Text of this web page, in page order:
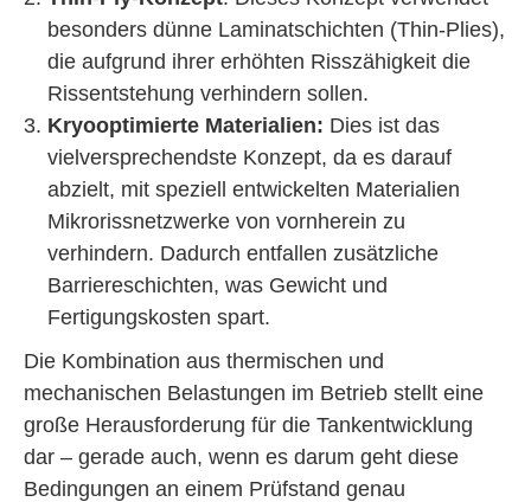
besonders dünne Laminatschichten (Thin-Plies),
die aufgrund ihrer erhöhten Risszähigkeit die
Rissentstehung verhindern sollen.
Kryooptimierte Materialien: Dies ist das
vielversprechendste Konzept, da es darauf
abzielt, mit speziell entwickelten Materialien
Mikrorissnetzwerke von vornherein zu
verhindern. Dadurch entfallen zusätzliche
Barriereschichten, was Gewicht und
Fertigungskosten spart.
Die Kombination aus thermischen und
mechanischen Belastungen im Betrieb stellt eine
große Herausforderung für die Tankentwicklung
dar – gerade auch, wenn es darum geht diese
Bedingungen an einem Prüfstand genau